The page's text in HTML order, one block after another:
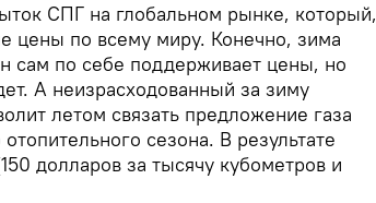
СПГ на глобальном рынке, который,
цены по всему миру. Конечно, зима
сам по себе поддерживает цены, но
А неизрасходованный за зиму
летом связать предложение газа
сезона. В результате
долларов за тысячу кубометров и